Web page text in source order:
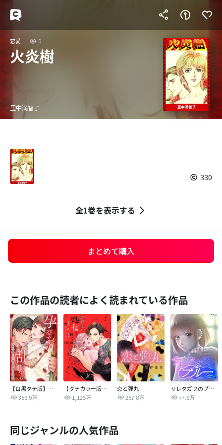
恋愛 0
火炎樹
里中満智子
330
全1巻を表示する
まとめて購入
この作品の読者によく読まれている作品
【白黒タテ版】孕むまで乱れいけ～身代わり花嫁と軍服の猛愛
356.9万
【タテカラー版】漣蒼士に処女を捧ぐ～さあ、じっくり愛でましょうか
1,125万
恋と弾丸
257.8万
サレタガワのブルー【タテヨミ】
77.6万
同じジャンルの人気作品